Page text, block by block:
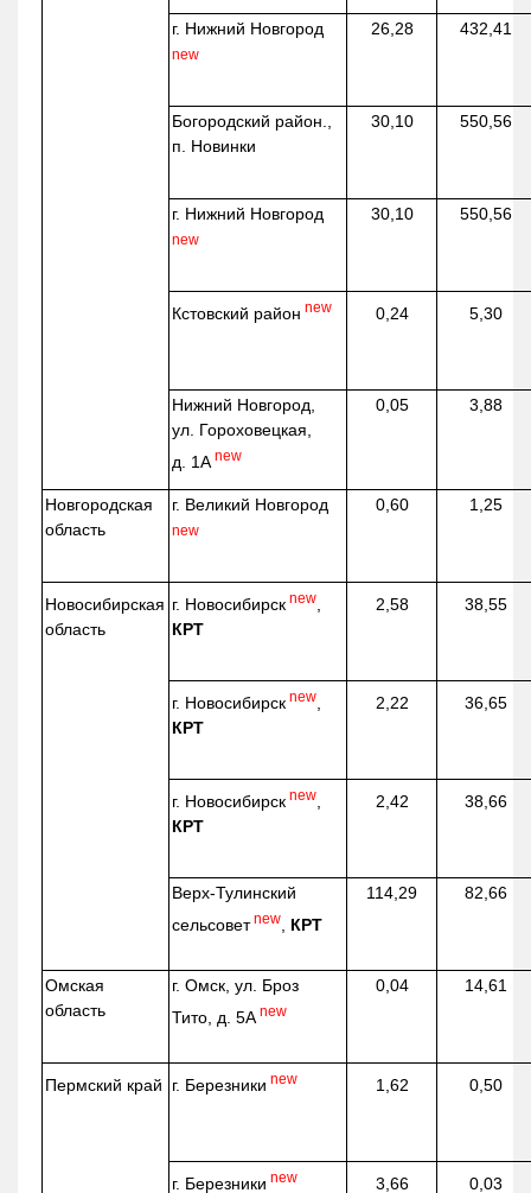
г. Нижний Новгород
new
26,28 432,41
Богородский район.,
п. Новинки
30,10 550,56
г. Нижний Новгород
new
30,10 550,56
Кстовский район new 0,24 5,30
Нижний Новгород,
ул. Гороховецкая,
д. 1А new
0,05 3,88
Новгородская
область
г. Великий Новгород
new
0,60 1,25
Новосибирская
область
г. Новосибирск new
КРТ
2,58 38,55
г. Новосибирск new
КРТ
2,22 36,65
г. Новосибирск new
КРТ
2,42 38,66
Верх-Тулинский
сельсовет new КРТ
114,29 82,66
Омская
область
г. Омск, ул. Броз
Тито, д. 5А new
0,04 14,61
Пермский край г. Березники new 1,62 0,50
г. Березники new 3,66 0,03